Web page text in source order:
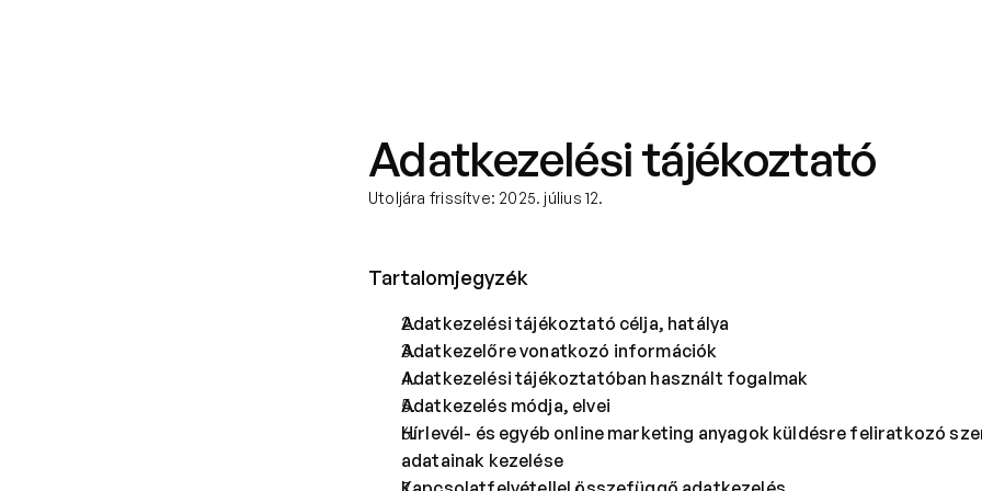
Adatkezelési tájékoztató
Utoljára frissítve: 2025. július 12.
Tartalomjegyzék
Adatkezelési tájékoztató célja, hatálya
Adatkezelőre vonatkozó információk
Adatkezelési tájékoztatóban használt fogalmak
Adatkezelés módja, elvei
Hírlevél- és egyéb online marketing anyagok küldésre feliratkozó
adatainak kezelése